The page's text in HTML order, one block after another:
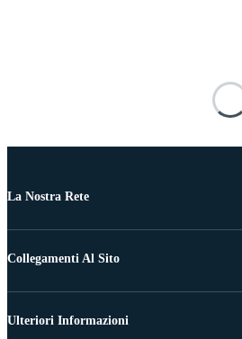
La Nostra Rete
Collegamenti Al Sito
Ulteriori Informazioni